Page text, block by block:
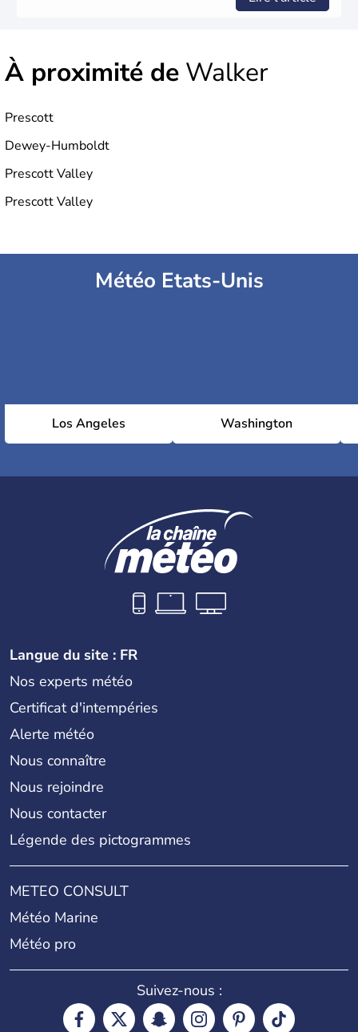
À proximité de Walker
Prescott
Dewey-Humboldt
Prescott Valley
Prescott Valley
Météo Etats-Unis
Los Angeles Washington
Langue du site : FR
Nos experts météo
Certificat d'intempéries
Alerte météo
Nous connaître
Nous rejoindre
Nous contacter
Légende des pictogrammes
METEO CONSULT
Météo Marine
Météo pro
Suivez-nous :